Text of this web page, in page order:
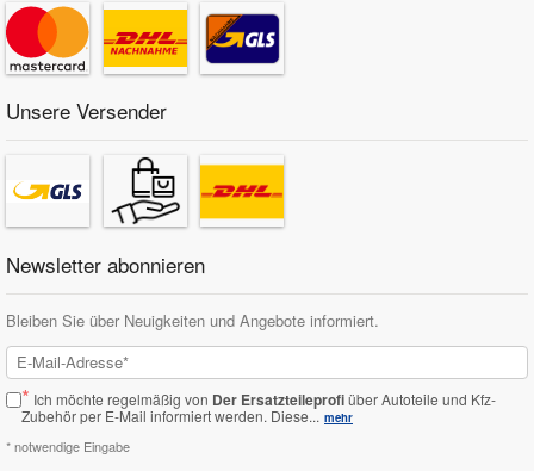
Unsere Versender
Newsletter abonnieren
Bleiben Sie über Neuigkeiten und Angebote informiert.
* Ich möchte regelmäßig von Der Ersatzteileprofiüber Autoteile und Kfz-
Zubehör per E-Mail informiert werden. Diese... mehr
* notwendige Eingabe